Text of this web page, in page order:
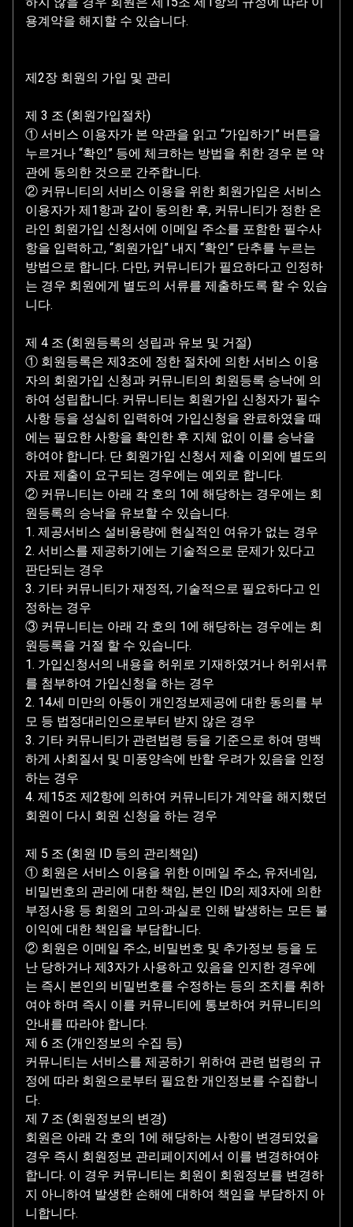
용계약을 해지할 수 있습니다.
제2장 회원의 가입 및 관리
제 3 조 (회원가입절차)
① 서비스 이용자가 본 약관을 읽고 “가입하기” 버튼을
누르거나 “확인” 등에 체크하는 방법을 취한 경우 본 약
관에 동의한 것으로 간주합니다.
② 커뮤니티의 서비스 이용을 위한 회원가입은 서비스
이용자가 제1항과 같이 동의한 후, 커뮤니티가 정한 온
라인 회원가입 신청서에 이메일 주소를 포함한 필수사
항을 입력하고, “회원가입” 내지 “확인” 단추를 누르는
방법으로 합니다. 다만, 커뮤니티가 필요하다고 인정하
는 경우 회원에게 별도의 서류를 제출하도록 할 수 있습
니다.
제 4 조 (회원등록의 성립과 유보 및 거절)
① 회원등록은 제3조에 정한 절차에 의한 서비스 이용
자의 회원가입 신청과 커뮤니티의 회원등록 승낙에 의
하여 성립합니다. 커뮤니티는 회원가입 신청자가 필수
사항 등을 성실히 입력하여 가입신청을 완료하였을 때
에는 필요한 사항을 확인한 후 지체 없이 이를 승낙을
하여야 합니다. 단 회원가입 신청서 제출 이외에 별도의
자료 제출이 요구되는 경우에는 예외로 합니다.
② 커뮤니티는 아래 각 호의 1에 해당하는 경우에는 회
원등록의 승낙을 유보할 수 있습니다.
1. 제공서비스 설비용량에 현실적인 여유가 없는 경우
2. 서비스를 제공하기에는 기술적으로 문제가 있다고
판단되는 경우
3. 기타 커뮤니티가 재정적, 기술적으로 필요하다고 인
정하는 경우
③ 커뮤니티는 아래 각 호의 1에 해당하는 경우에는 회
원등록을 거절 할 수 있습니다.
1. 가입신청서의 내용을 허위로 기재하였거나 허위서류
를 첨부하여 가입신청을 하는 경우
2. 14세 미만의 아동이 개인정보제공에 대한 동의를 부
모 등 법정대리인으로부터 받지 않은 경우
3. 기타 커뮤니티가 관련법령 등을 기준으로 하여 명백
하게 사회질서 및 미풍양속에 반할 우려가 있음을 인정
하는 경우
4. 제15조 제2항에 의하여 커뮤니티가 계약을 해지했던
회원이 다시 회원 신청을 하는 경우
제 5 조 (회원 ID 등의 관리책임)
① 회원은 서비스 이용을 위한 이메일 주소, 유저네임,
비밀번호의 관리에 대한 책임, 본인 ID의 제3자에 의한
부정사용 등 회원의 고의∙과실로 인해 발생하는 모든 불
이익에 대한 책임을 부담합니다.
② 회원은 이메일 주소, 비밀번호 및 추가정보 등을 도
난 당하거나 제3자가 사용하고 있음을 인지한 경우에
는 즉시 본인의 비밀번호를 수정하는 등의 조치를 취하
여야 하며 즉시 이를 커뮤니티에 통보하여 커뮤니티의
안내를 따라야 합니다.
제 6 조 (개인정보의 수집 등)
커뮤니티는 서비스를 제공하기 위하여 관련 법령의 규
정에 따라 회원으로부터 필요한 개인정보를 수집합니
다.
제 7 조 (회원정보의 변경)
회원은 아래 각 호의 1에 해당하는 사항이 변경되었을
경우 즉시 회원정보 관리페이지에서 이를 변경하여야
합니다. 이 경우 커뮤니티는 회원이 회원정보를 변경하
지 아니하여 발생한 손해에 대하여 책임을 부담하지 아
니합니다.